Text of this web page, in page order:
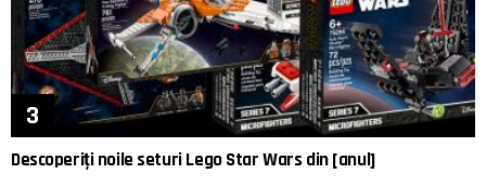
Descoperiți noile seturi Lego Star Wars din [anul]